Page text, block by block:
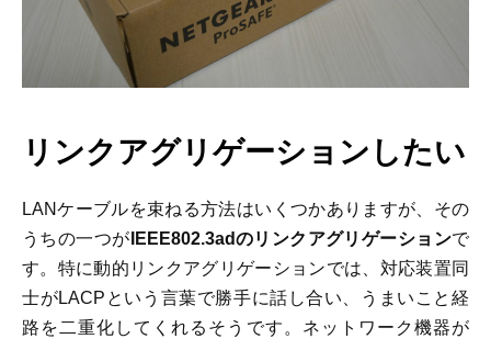
リンクアグリゲーションしたい
LANケーブルを束ねる方法はいくつかありますが、その
うちの一つがIEEE802.3adのリンクアグリゲーションで
す。特に動的リンクアグリゲーションでは、対応装置同
士がLACPという言葉で勝手に話し合い、うまいこと経
路を二重化してくれるそうです。ネットワーク機器が